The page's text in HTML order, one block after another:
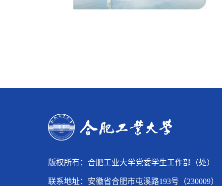
版权所有：合肥工业大学党委学生工作部（处）
联系地址：安徽省合肥市屯溪路193号（230009）